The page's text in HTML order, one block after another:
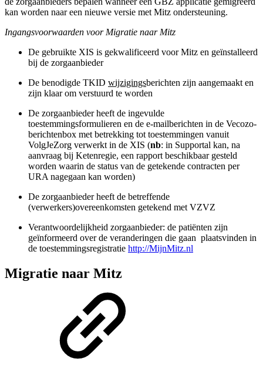
kan worden naar een nieuwe versie met Mitz ondersteuning.
Ingangsvoorwaarden voor Migratie naar Mitz
De gebruikte XIS is gekwalificeerd voor Mitz en geïnstalleerd
bij de zorgaanbieder
De benodigde TKID wijzigingsberichten zijn aangemaakt en
zijn klaar om verstuurd te worden
De zorgaanbieder heeft de ingevulde
toestemmingsformulieren en de e-mailberichten in de Vecozo-
berichtenbox met betrekking tot toestemmingen vanuit
VolgJeZorg verwerkt in de XIS (nb: in Supportal kan, na
aanvraag bij Ketenregie, een rapport beschikbaar gesteld
worden waarin de status van de getekende contracten per
URA nagegaan kan worden)
De zorgaanbieder heeft de betreffende
(verwerkers)overeenkomsten getekend met VZVZ
Verantwoordelijkheid zorgaanbieder: de patiënten zijn
geïnformeerd over de veranderingen die gaan plaatsvinden in
de toestemmingsregistratie http://MijnMitz.nl
Migratie naar Mitz